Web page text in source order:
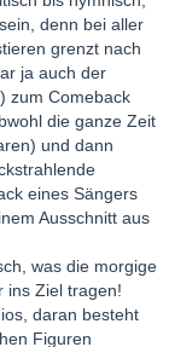
denn bei aller
grenzt nach
ja auch der
zum Comeback
die ganze Zeit
und dann
eines Sängers
Ausschnitt aus
was die morgige
ins Ziel tragen!
daran besteht
Figuren